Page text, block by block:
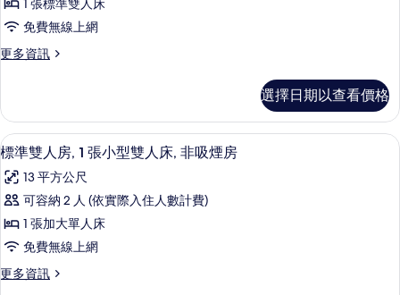
Double
Room
Smoking
有
相
片
1 張標準雙人床
免費無線上網
更多資訊
更
Room
Smoking
的
情
選擇日期以查看價格
顯
示
標
準
雙
房,
客房內保險箱、筆電工作空間、熨斗/
9
標準雙人房, 1 張小型雙人床, 非吸煙房
13 平方公尺
可容納 2 人 (依實際入住人數計費)
1 張加大單人床
免費無線上網
更多資訊
更